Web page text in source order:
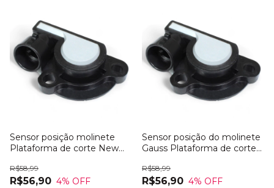
Sensor posição molinete
Plataforma de corte New
R$56,90
R$58,99
4% OFF
Sensor posição do molinete
Gauss Plataforma de corte
R$56,90
R$58,99
4% OFF